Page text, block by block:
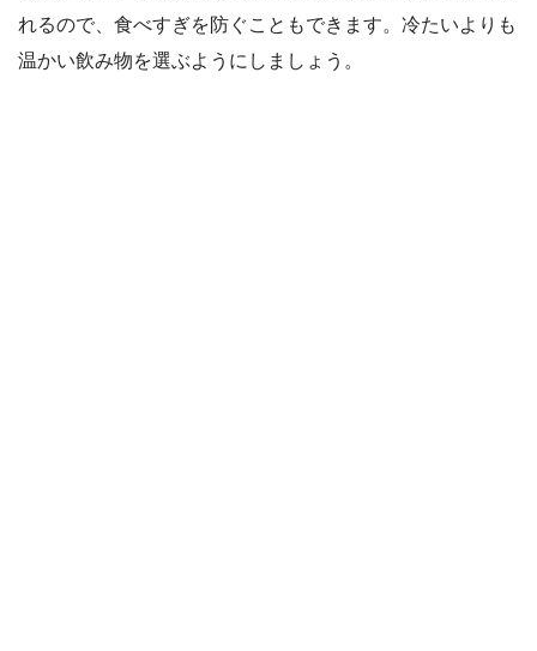
れるので、食べすぎを防ぐこともできます。冷たいよりも
温かい飲み物を選ぶようにしましょう。